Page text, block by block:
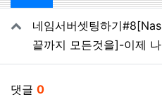
관련자료
네임서버셋팅하기
끝까지 모든것을]-이제
댓글 0